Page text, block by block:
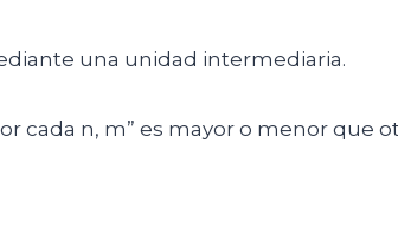
una unidad intermediaria.
cada n, m” es mayor o menor que